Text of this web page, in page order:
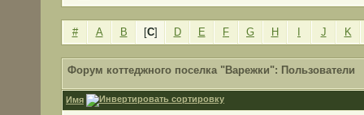
# A B [C] D E F G H J K
Форум коттеджного поселка "Варежки": Пользователи
Имя